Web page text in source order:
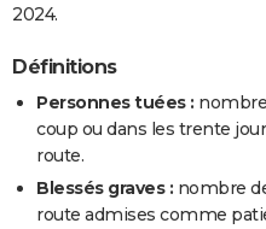
2024.
Définitions
Personnes tuées :
coup ou dans les trente
route.
Blessés graves : nombre
route admises comme